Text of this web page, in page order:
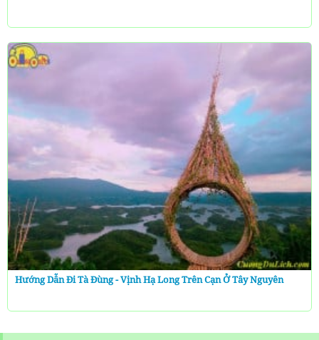
Hướng Dẫn Đi Tà Đùng - Vịnh Hạ Long Trên Cạn Ở Tây Nguyên